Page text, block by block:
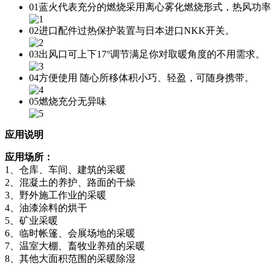
01蓝火代表充分的燃烧采用离心雾化燃烧形式，热风功
02进口配件过热保护装置与日本进口NKK开关。
03出风口可上下17°调节满足你对取暖角度的不用需求。
04方便使用 随心所移体积小巧、轻盈，可随身携带。
05燃烧充分无异味
应用说明
应用场所：
1、仓库、车间、建筑的采暖
2、混凝土的养护、路面的干燥
3、野外施工作业的采暖
4、油漆涂料的烘干
5、矿业采暖
6、临时帐篷、会展场地的采暖
7、温室大棚、畜牧业养殖的采暖
8、其他大面积范围的采暖除湿